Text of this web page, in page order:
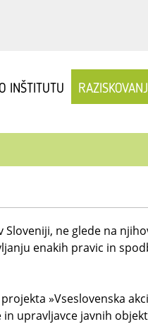
INŠTITUTU
Sloveniji, ne glede na
enakih pravic in
»Vseslovenska
upravljavce javnih